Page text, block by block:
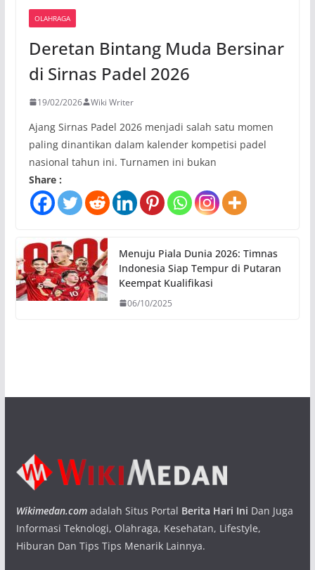
OLAHRAGA
Deretan Bintang Muda Bersinar
di Sirnas Padel 2026
19/02/2026 Wiki Writer
Ajang Sirnas Padel 2026 menjadi salah satu momen
paling dinantikan dalam kalender kompetisi padel
nasional tahun ini. Turnamen ini bukan
Share :
Menuju Piala Dunia 2026: Timnas
Indonesia Siap Tempur di Putaran
Keempat Kualifikasi
06/10/2025
Wikimedan.comadalah Situs Portal Berita Hari Ini Dan Juga
Informasi Teknologi, Olahraga, Kesehatan, Lifestyle,
Hiburan Dan Tips Tips Menarik Lainnya.